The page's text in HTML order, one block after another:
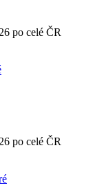
po celé ČR
po celé ČR